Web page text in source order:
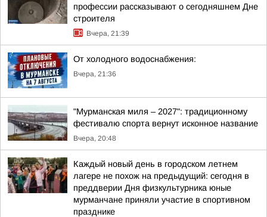
профессии рассказывают о сегодняшнем Дне
строителя
Вчера, 21:39
От холодного водоснабжения:
Вчера, 21:36
"Мурманская миля – 2027": традиционному
фестивалю спорта вернут исконное название
Вчера, 20:48
Каждый новый день в городском летнем
лагере не похож на предыдущий: сегодня в
преддверии Дня физкультурника юные
мурманчане приняли участие в спортивном
празднике